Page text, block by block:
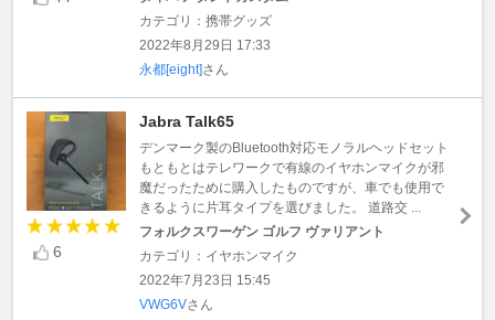
カテゴリ：携帯グッズ
2022年8月29日 17:33
永都[eight]さん
6
Jabra Talk65
デンマーク製のBluetooth対応モノラルヘッドセット
もともとはテレワークで有線のイヤホンマイクが邪
魔だったために購入したものですが、車でも使用で
きるように片耳タイプを選びました。 道路交 ...
フォルクスワーゲン ゴルフ ヴァリアント
カテゴリ：イヤホンマイク
2022年7月23日 15:45
VWG6Vさん